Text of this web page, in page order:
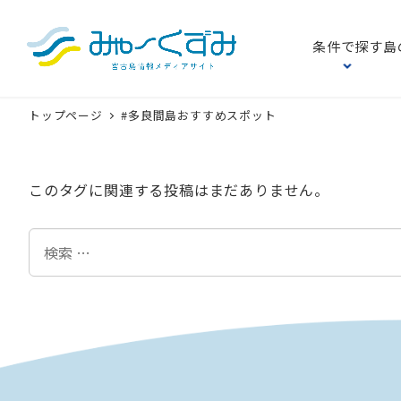
条件で探す
トップページ #多良間島おすすめスポット
このタグに関連する投稿はまだありません。